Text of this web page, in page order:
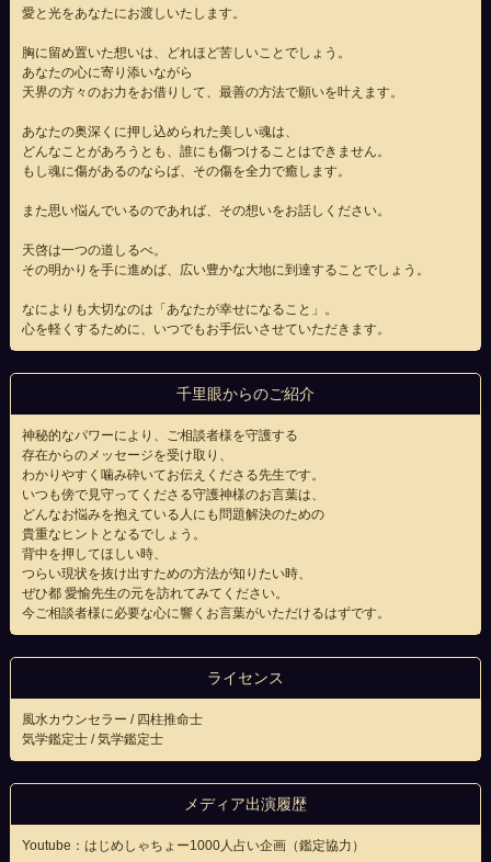
愛と光をあなたにお渡しいたします。
胸に留め置いた想いは、どれほど苦しいことでしょう。
あなたの心に寄り添いながら
天界の方々のお力をお借りして、最善の方法で願いを叶えます。
あなたの奥深くに押し込められた美しい魂は、
どんなことがあろうとも、誰にも傷つけることはできません。
もし魂に傷があるのならば、その傷を全力で癒します。
また思い悩んでいるのであれば、その想いをお話しください。
天啓は一つの道しるべ。
その明かりを手に進めば、広い豊かな大地に到達することでしょう。
なによりも大切なのは「あなたが幸せになること」。
心を軽くするために、いつでもお手伝いさせていただきます。
千里眼からのご紹介
神秘的なパワーにより、ご相談者様を守護する
存在からのメッセージを受け取り、
わかりやすく噛み砕いてお伝えくださる先生です。
いつも傍で見守ってくださる守護神様のお言葉は、
どんなお悩みを抱えている人にも問題解決のための
貴重なヒントとなるでしょう。
背中を押してほしい時、
つらい現状を抜け出すための方法が知りたい時、
ぜひ都 愛愉先生の元を訪れてみてください。
今ご相談者様に必要な心に響くお言葉がいただけるはずです。
ライセンス
風水カウンセラー / 四柱推命士
気学鑑定士 / 気学鑑定士
メディア出演履歴
Youtube：はじめしゃちょー1000人占い企画（鑑定協力）